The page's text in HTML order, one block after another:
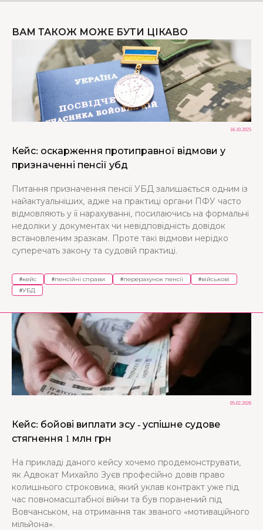
ВАМ ТАКОЖ МОЖЕ БУТИ ЦІКАВО
16.10.2025
Кейс: оскарження протиправної відмови у
призначенні пенсії убд
Питання призначення пенсії УБД залишається одним із
найактуальніших, адже на практиці органи ПФУ часто
відмовляють у її нарахуванні, посилаючись на формальні
недоліки у документах чи невідповідність довідок
встановленим зразкам. Проте такі відмови нерідко
суперечать закону та судовій практиці.
#кейс #пенсійні справи #перерахунок пенсії #військові
#УБД
05.02.2026
Кейс: бойові виплати зсу - успішне судове
стягнення 1 млн грн
На прикладі даного кейсу хочемо продемонструвати,
як Адвокат Михайло Зуєв професійно довів право
колишнього строковика, який уклав контракт уже під
час повномасштабної війни та був поранений під
Вовчанськом, на отримання так званого «мотиваційного
мільйона».